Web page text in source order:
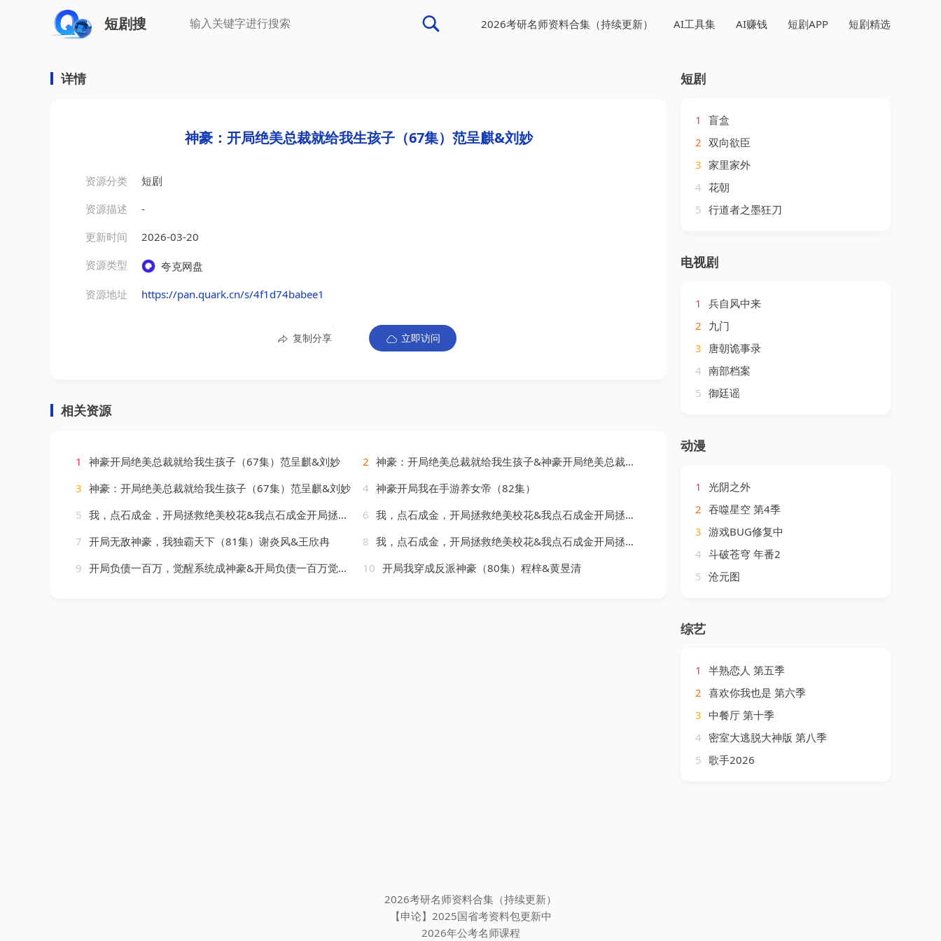
短剧搜 2026考研名师资料合集（持续更新） AI工具集 AI赚钱 短剧APP 短剧精选
详情
神豪：开局绝美总裁就给我生孩子（67集）范呈麒&刘妙
资源分类
短剧
资源描述
-
更新时间
2026-03-20
资源类型
夸克网盘
资源地址
https://pan.quark.cn/s/4f1d74babee1
复制分享 立即访问
相关资源
1 神豪开局绝美总裁就给我生孩子（67集）范呈麒&刘妙 2 神豪：开局绝美总裁就给我生孩子&神豪开局绝美总裁就给我生孩子（67集）范呈麒&刘妙
3 神豪：开局绝美总裁就给我生孩子（67集）范呈麒&刘妙 4 神豪开局我在手游养女帝（82集）
5 我，点石成金，开局拯救绝美校花&我点石成金开局拯救绝美校花（80集）周泽壤&韩宇婷 6 我，点石成金，开局拯救绝美校花&我点石成金开局拯救绝美校花（80集）周泽壤&韩宇婷
7 开局无敌神豪，我独霸天下（81集）谢炎风&王欣冉 8 我，点石成金，开局拯救绝美校花&我点石成金开局拯救绝美校花（80集）周泽壤&韩宇婷
9 开局负债一百万，觉醒系统成神豪&开局负债一百万觉醒系统成神豪（60集）王嘉萌&张思琦 10 开局我穿成反派神豪（80集）程梓&黄昱清
短剧
1
盲盒
2 双向欲臣
3 家里家外
4 花朝
5 行道者之墨狂刀
电视剧
1
兵自风中来
2 九门
3 唐朝诡事录
4 南部档案
5 御廷谣
动漫
1
光阴之外
2 吞噬星空 第4季
3 游戏BUG修复中
4 斗破苍穹 年番2
5 沧元图
综艺
1
半熟恋人 第五季
2 喜欢你我也是 第六季
3 中餐厅 第十季
4 密室大逃脱大神版 第八季
5 歌手2026
2026考研名师资料合集（持续更新）
【申论】2025国省考资料包更新中
2026年公考名师课程